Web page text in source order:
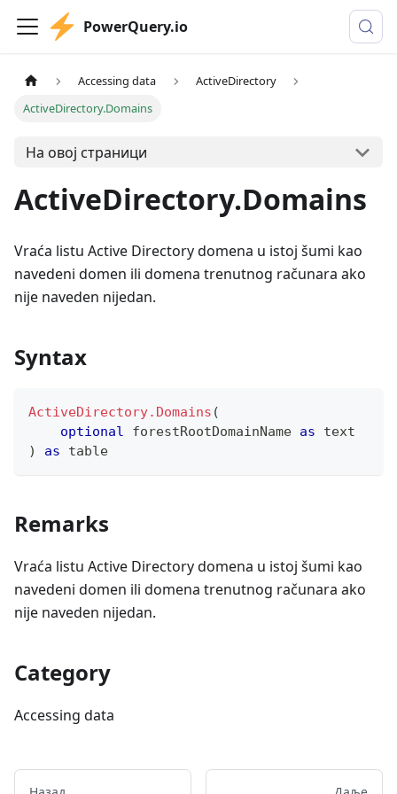
PowerQuery.io
Accessing data
ActiveDirectory
ActiveDirectory.Domains
На овој страници
ActiveDirectory.Domains
Vraća listu Active Directory domena u istoj šumi kao
navedeni domen ili domena trenutnog računara ako
nije naveden nijedan.
Syntax
ActiveDirectory.Domains (
optional forestRootDomainName as
text
)
as table
Remarks
Vraća listu Active Directory domena u istoj šumi kao
navedeni domen ili domena trenutnog računara ako
nije naveden nijedan.
Category
Accessing data